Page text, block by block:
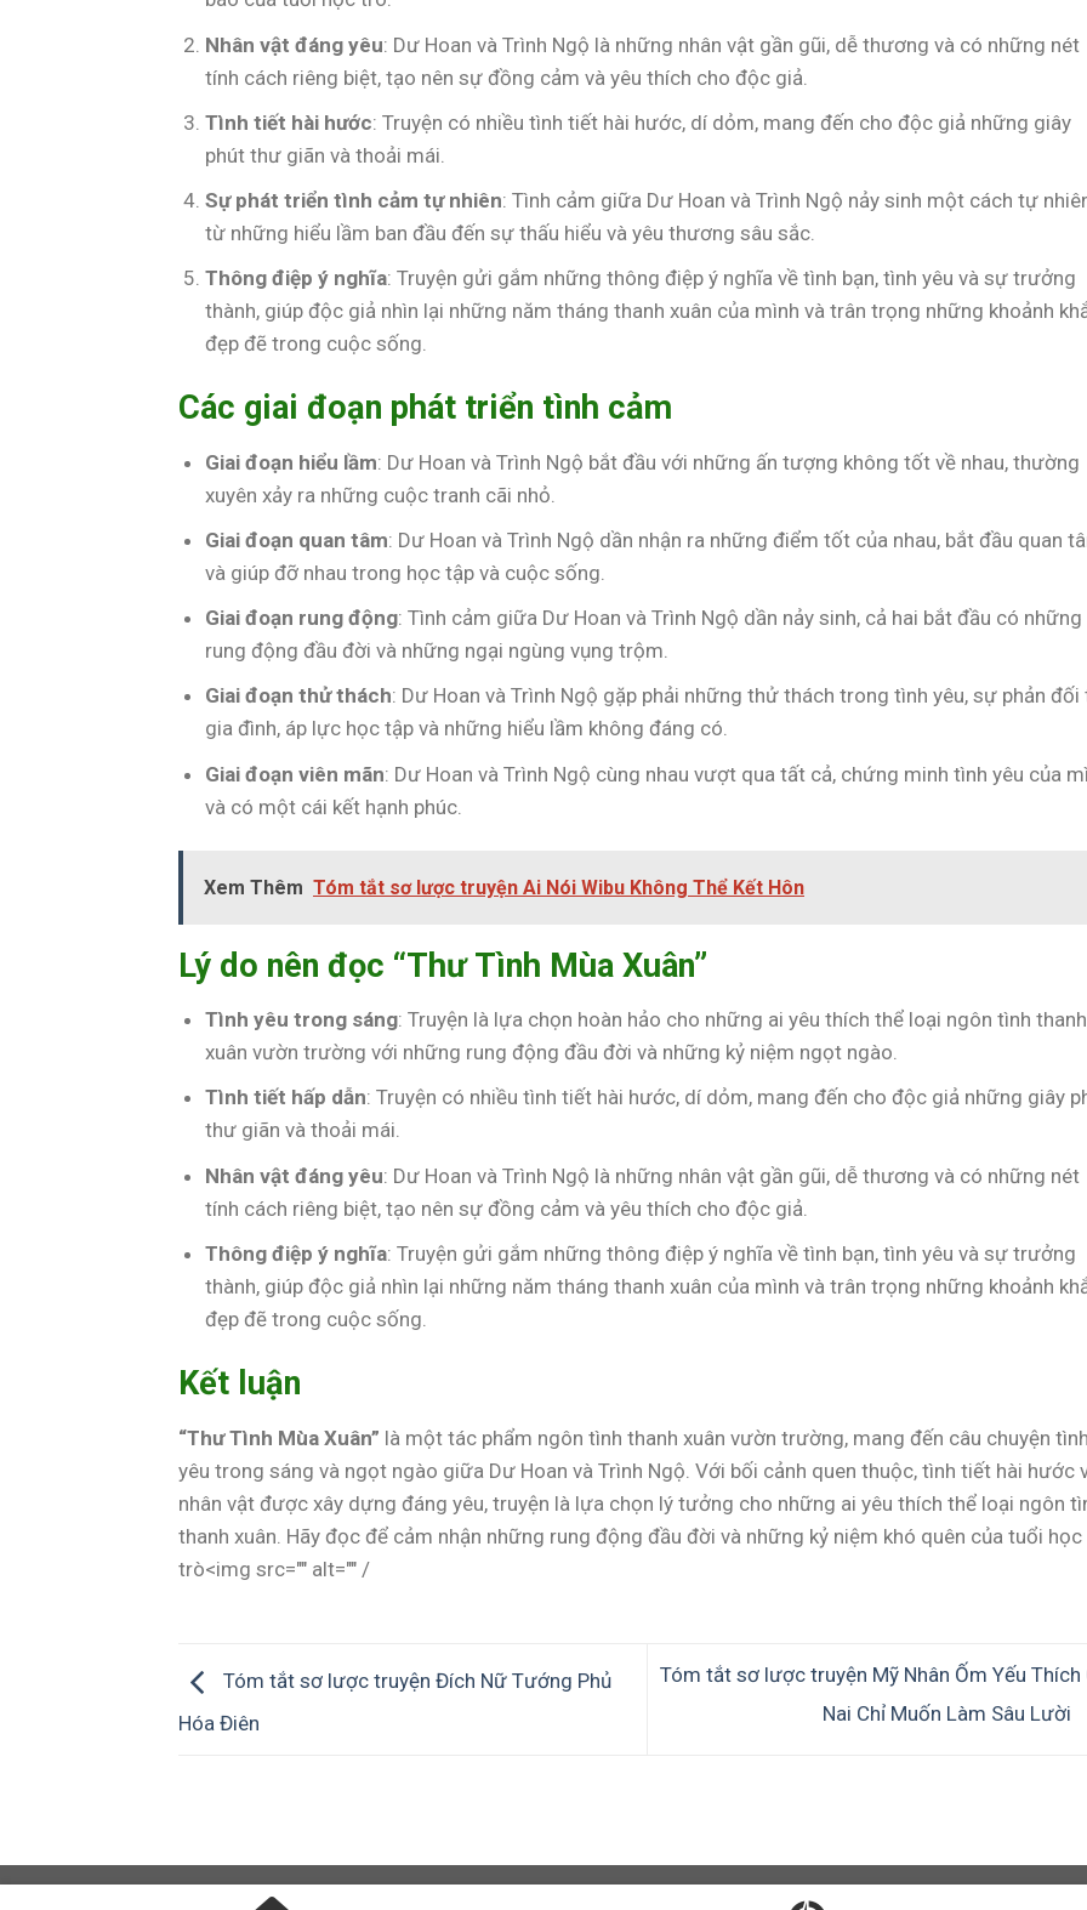
Nhân vật đáng yêu: Dư Hoan và Trình Ngộ là những nhân vật gần gũi, dễ thương và có những nét
tính cách riêng biệt, tạo nên sự đồng cảm và yêu thích cho độc giả.
Tình tiết hài hước: Truyện có nhiều tình tiết hài hước, dí dỏm, mang đến cho độc giả những giây
phút thư giãn và thoải mái.
Sự phát triển tình cảm tự nhiên: Tình cảm giữa Dư Hoan và Trình Ngộ nảy sinh một cách tự
từ những hiểu lầm ban đầu đến sự thấu hiểu và yêu thương sâu sắc.
Thông điệp ý nghĩa: Truyện gửi gắm những thông điệp ý nghĩa về tình bạn, tình yêu và sự trưởng
thành, giúp độc giả nhìn lại những năm tháng thanh xuân của mình và trân trọng những khoảnh
đẹp đẽ trong cuộc sống.
Các giai đoạn phát triển tình cảm
Giai đoạn hiểu lầm: Dư Hoan và Trình Ngộ bắt đầu với những ấn tượng không tốt về nhau, thường
xuyên xảy ra những cuộc tranh cãi nhỏ.
Giai đoạn quan tâm: Dư Hoan và Trình Ngộ dần nhận ra những điểm tốt của nhau, bắt đầu quan
và giúp đỡ nhau trong học tập và cuộc sống.
Giai đoạn rung động: Tình cảm giữa Dư Hoan và Trình Ngộ dần nảy sinh, cả hai bắt đầu có những
rung động đầu đời và những ngại ngùng vụng trộm.
Giai đoạn thử thách: Dư Hoan và Trình Ngộ gặp phải những thử thách trong tình yêu, sự phản đối
gia đình, áp lực học tập và những hiểu lầm không đáng có.
Giai đoạn viên mãn: Dư Hoan và Trình Ngộ cùng nhau vượt qua tất cả, chứng minh tình yêu của
và có một cái kết hạnh phúc.
Xem Thêm Tóm tắt sơ lược truyện Ai Nói Wibu Không Thể Kết Hôn
Lý do nên đọc “Thư Tình Mùa Xuân”
Tình yêu trong sáng: Truyện là lựa chọn hoàn hảo cho những ai yêu thích thể loại ngôn tình thanh
xuân vườn trường với những rung động đầu đời và những kỷ niệm ngọt ngào.
Tình tiết hấp dẫn: Truyện có nhiều tình tiết hài hước, dí dỏm, mang đến cho độc giả những giây
thư giãn và thoải mái.
Nhân vật đáng yêu: Dư Hoan và Trình Ngộ là những nhân vật gần gũi, dễ thương và có những nét
tính cách riêng biệt, tạo nên sự đồng cảm và yêu thích cho độc giả.
Thông điệp ý nghĩa: Truyện gửi gắm những thông điệp ý nghĩa về tình bạn, tình yêu và sự trưởng
thành, giúp độc giả nhìn lại những năm tháng thanh xuân của mình và trân trọng những khoảnh
đẹp đẽ trong cuộc sống.
Kết luận
“Thư Tình Mùa Xuân” là một tác phẩm ngôn tình thanh xuân vườn trường, mang đến câu chuyện tình
yêu trong sáng và ngọt ngào giữa Dư Hoan và Trình Ngộ. Với bối cảnh quen thuộc, tình tiết hài hước
nhân vật được xây dựng đáng yêu, truyện là lựa chọn lý tưởng cho những ai yêu thích thể loại ngôn
thanh xuân. Hãy đọc để cảm nhận những rung động đầu đời và những kỷ niệm khó quên của tuổi học
trò<img src="" alt="" /
Tóm tắt sơ lược truyện Đích Nữ Tướng Phủ
Hóa Điên
Tóm tắt sơ lược truyện Mỹ Nhân Ốm Yếu Thích
Nai Chỉ Muốn Làm Sâu Lười